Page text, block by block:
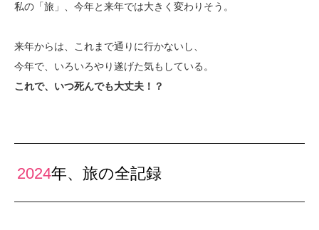
私の「旅」、今年と来年では大きく変わりそう。
来年からは、これまで通りに行かないし、
今年で、いろいろやり遂げた気もしている。
これで、いつ死んでも大丈夫！？
2024年、旅の全記録